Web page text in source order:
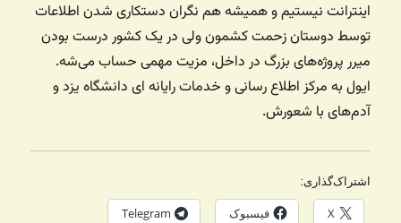
اینترانت نیستیم و همیشه هم نگران دستکاری شدن اطلاعات
توسط دوستان زحمت کشمون ولی در یک کشور درست بودن
میرر پروژه‌های بزرگ در داخل، مزیت مهمی حساب می‌شه.
ایول به مرکز اطلاع رسانی و خدمات رایانه ای دانشگاه یزد و
آدم‌های با شعورش.
اشتراک‌گذاری:
X فیسبوک Telegram